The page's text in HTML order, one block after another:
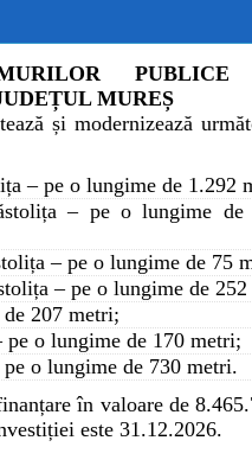
MUREȘ
și modernizează
– pe o lungime de 1.292
– pe o lungime de
– pe o lungime de 75
– pe o lungime de
207 metri;
o lungime de 170 metri;
o lungime de 730 metri.
în valoare de
este 31.12.2026.